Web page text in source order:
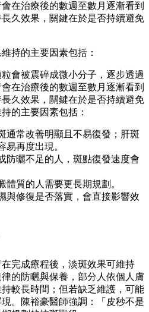
在治療後的數週至數月逐漸看到
久效果，關鍵在於是否持續避免
持的主要因素包括：
會被震碎成微小分子，逐步透過
在治療後的數週至數月逐漸看到
久效果，關鍵在於是否持續避免
的主要因素包括：
通常改善明顯且不易復發；肝斑
易再度出現。
防曬不足的人，斑點復發速度會
體質的人需要更長期規劃。
與修復是否落實，會直接影響效
完成療程後，淡斑效果可維持
的防曬與保養，部分人依個人膚
較長時間；但若缺乏維護，可能
。陳裕豪醫師強調：「皮秒不是